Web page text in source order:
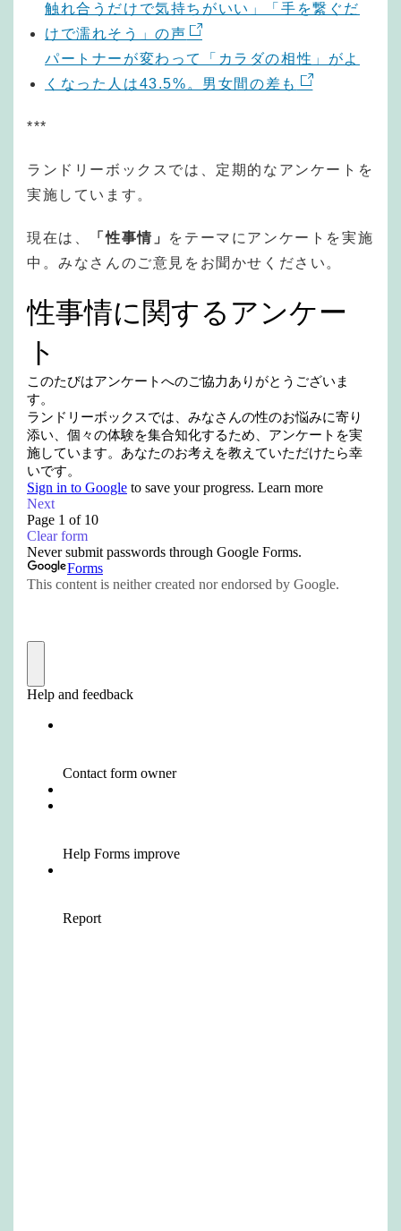
触れ合うだけで気持ちがいい」「手を繋ぐだ
けで濡れそう」の声
パートナーが変わって「カラダの相性」がよ
くなった人は43.5%。男女間の差も
***
ランドリーボックスでは、定期的なアンケートを
実施しています。
現在は、 「性事情」 をテーマにアンケートを実施
中。みなさんのご意見をお聞かせください。